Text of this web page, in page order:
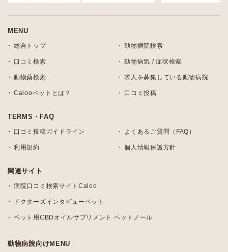
MENU
総合トップ 動物病院検索
口コミ検索 動物病気 / 症状検索
動物薬検索 求人を募集している動物病院
Calooペットとは？ 口コミ投稿
TERMS・FAQ
口コミ投稿ガイドライン よくあるご質問（FAQ）
利用規約 個人情報保護方針
関連サイト
病院口コミ検索サイトCaloo
ドクターズインタビューペット
ペット用CBDオイルサプリメント ペットノール
動物病院向けMENU